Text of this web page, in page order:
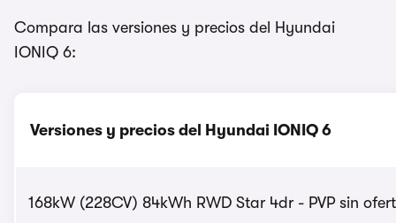
Compara las versiones y precios del Hyundai
IONIQ 6:
Versiones y precios del Hyundai IONIQ 6
168kW (228CV) 84kWh RWD Star 4dr - PVP sin